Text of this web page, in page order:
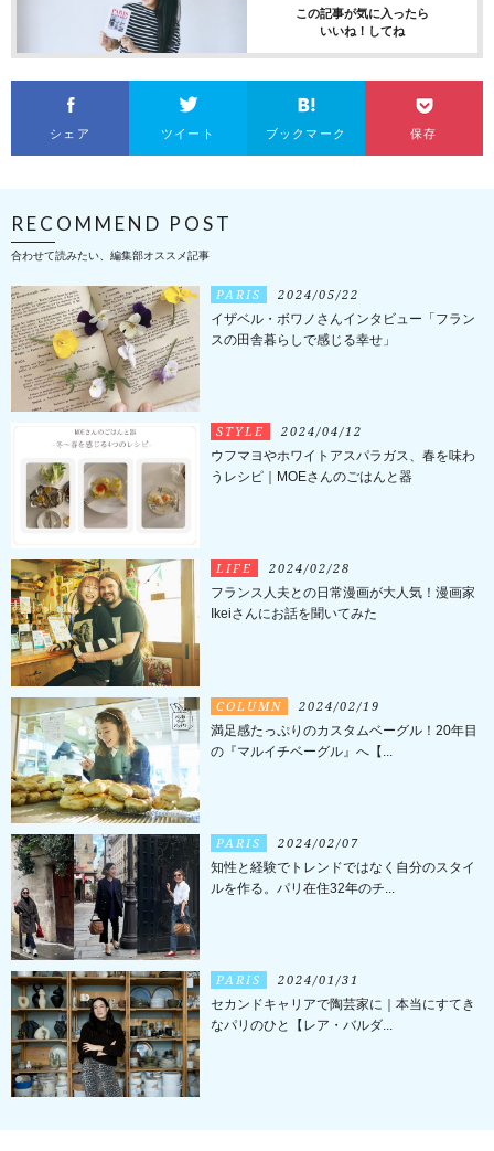
この記事が気に入ったら
いいね！してね
シェア ツイート ブックマーク 保存
RECOMMEND POST
合わせて読みたい、編集部オススメ記事
PARIS 2024/05/22
イザベル・ボワノさんインタビュー「フラン
スの田舎暮らしで感じる幸せ」
STYLE 2024/04/12
ウフマヨやホワイトアスパラガス、春を味わ
うレシピ｜MOEさんのごはんと器
LIFE 2024/02/28
フランス人夫との日常漫画が大人気！漫画家
Ikeiさんにお話を聞いてみた
COLUMN 2024/02/19
満足感たっぷりのカスタムベーグル！20年目
の『マルイチベーグル』へ【...
PARIS 2024/02/07
知性と経験でトレンドではなく自分のスタイ
ルを作る。パリ在住32年のチ...
PARIS 2024/01/31
セカンドキャリアで陶芸家に｜本当にすてき
なパリのひと【レア・バルダ...